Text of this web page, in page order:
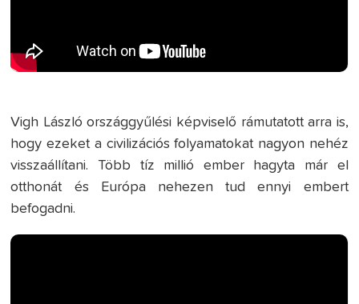
Vigh László országgyűlési képviselő rámutatott arra is,
hogy ezeket a civilizációs folyamatokat nagyon nehéz
visszaállítani. Több tíz millió ember hagyta már el
otthonát és Európa nehezen tud ennyi embert
befogadni.